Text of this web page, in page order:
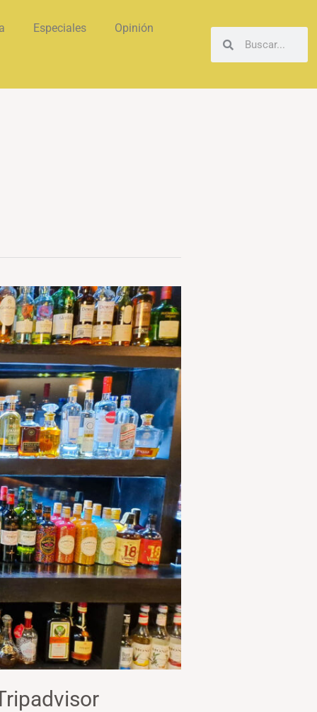
Especiales Opinión
Buscar